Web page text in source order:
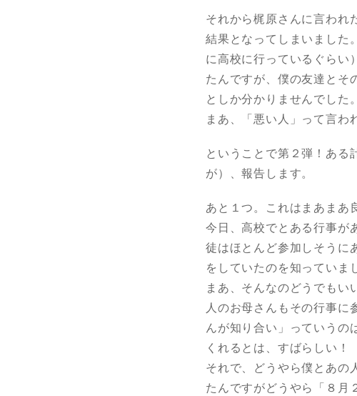
それから梶原さんに言われ
結果となってしまいました
に高校に行っているぐらい
たんですが、僕の友達とそ
としか分かりませんでした。
まあ、「悪い人」って言わ
ということで第２弾！ある
が）、報告します。
あと１つ。これはまあまあ
今日、高校でとある行事が
徒はほとんど参加しそうに
をしていたのを知っていま
まあ、そんなのどうでも
人のお母さんもその行事に
んが知り合い」っていうの
くれるとは、すばらしい！
それで、どうやら僕とあの
たんですがどうやら「８月